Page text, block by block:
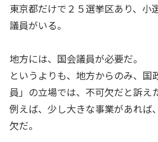
東京都だけで２５選挙区あり、小
議員がいる。
地方には、国会議員が必要だ。
というよりも、地方からのみ、国
員」の立場では、不可欠だと訴え
例えば、少し大きな事業があれば
欠だ。